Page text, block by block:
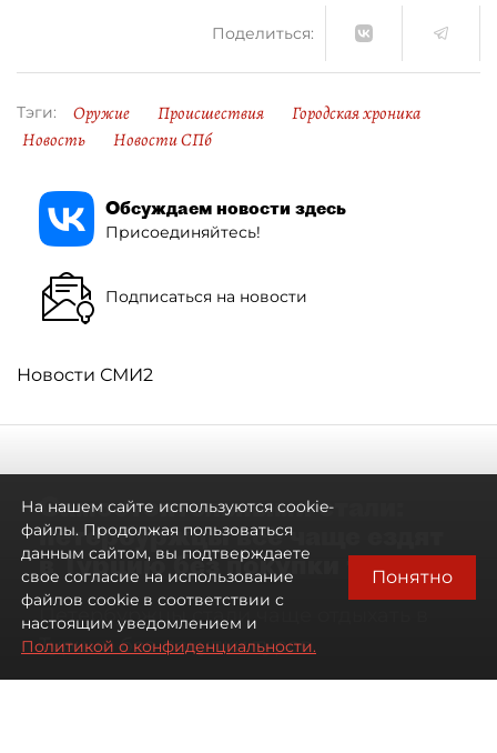
Поделиться:
Тэги: Оружие Происшествия
Городская хроника
Новость
Новости СПб
Обсуждаем новости здесь
Присоединяйтесь!
Подписаться на новости
Новости СМИ2
Самостоятельными стали:
петербуржцы всё чаще ездят
в Турцию без покупки туров
Петербуржцы стали чаще отдыхать в
Турции без покупки туров
На нашем сайте используются cookie-
файлы. Продолжая пользоваться
данным сайтом, вы подтверждаете
свое согласие на использование
файлов cookie в соответствии с
настоящим уведомлением и
Политикой о конфиденциальности.
Понятно